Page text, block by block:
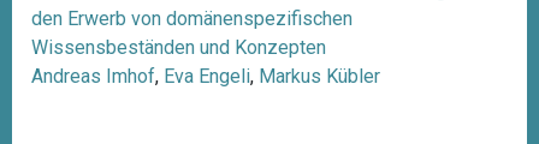
den Erwerb von domänenspezifischen
Wissensbeständen und Konzepten
Andreas Imhof, Eva Engeli, Markus Kübler